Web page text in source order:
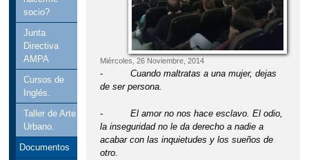
socio?
Junta
Directiva
AMPA
Cursos de
Inglés.
Taller de Arte
Urbano.
Documentos
Miércoles, 26 Noviembre, 2014
- Cuando maltratas a una mujer, dejas
de ser persona.
- El amor no nos hace esclavo. El odio,
la inseguridad no le da derecho a nadie a
acabar con las inquietudes y los sueños de
otro.